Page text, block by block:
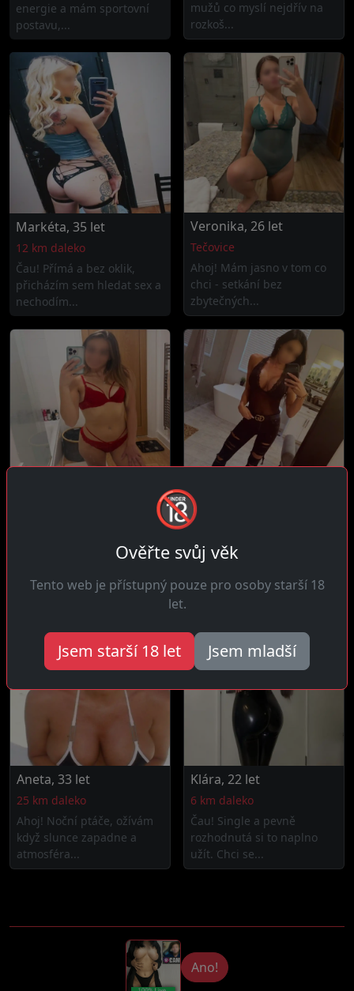
energie a mám sportovní
postavu,...
mužů co myslí nejdřív na
rozkoš...
Markéta, 35 let
12 km daleko
Čau! Přímá a bez oklik,
přicházím sem hledat sex a
nechodím...
Veronika, 26 let
Tečovice
Ahoj! Mám jasno v tom co
chci - setkání bez
zbytečných...
Čau! Štědrá v posteli a
miluju dávat požitek.
Hledám muže...
Adéla, 35 let
Tečovice
Ahoj! Intenzivní a stresující
pracovní život, potřebuju...
Aneta, 33 let
25 km daleko
Ahoj! Noční ptáče, ožívám
když slunce zapadne a
atmosféra...
Klára, 22 let
6 km daleko
Čau! Single a pevně
rozhodnutá si to naplno
užít. Chci se...
Ano!
🔞
Ověřte svůj věk
Tento web je přístupný pouze pro osoby starší 18
let.
Jsem starší 18 let Jsem mladší